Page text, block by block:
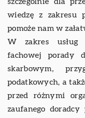
szczególnie dla
wiedzę z zakresu
pomoże nam w
W zakres usług
fachowej porady
skarbowym,
podatkowych, a
przed różnymi
zaufanego doradcy